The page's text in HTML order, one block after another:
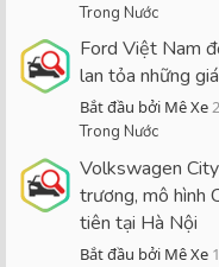
Trong Nước
Ford Việt Nam
lan tỏa những
Bắt đầu bởi Mê Xe
Trong Nước
Volkswagen
trương, mô hình
tiên tại Hà Nội
Bắt đầu bởi Mê Xe